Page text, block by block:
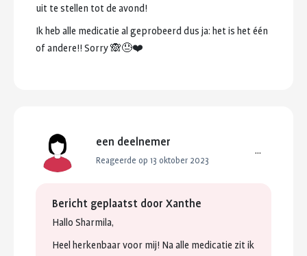
uit te stellen tot de avond!
Ik heb alle medicatie al geprobeerd dus ja: het is het één
of andere!! Sorry🙈😓❤️
een deelnemer
Reageerde op 13 oktober 2023
...
Bericht geplaatst door Xanthe
Hallo Sharmila,
Heel herkenbaarvoor mij! Naalle medicatie zit ik